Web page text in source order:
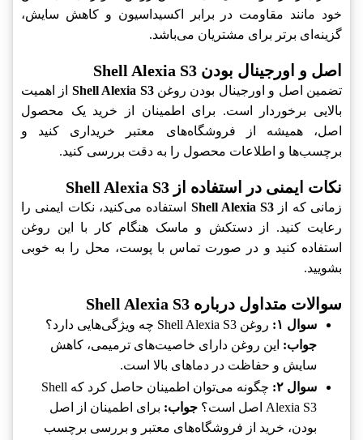
خود مانند مقاومت در برابر اکسیداسیون و کاهش سایش،
گزینه‌ای برتر برای مشتریان می‌باشد.
اصل و اورجینال بودن Shell Alexia S3
تضمین اصل و اورجینال بودن روغنShell Alexia S3 از اهمیت
بالایی برخوردار است. برای اطمینان از خرید یک محصول
اصل، همیشه از فروشگاه‌های معتبر خریداری کنید و
برچسب‌ها و اطلاعات محصول را به دقت بررسی کنید.
نکات ایمنی در استفاده از Shell Alexia S3
زمانی که از Shell Alexia S3 استفاده می‌کنید، نکات ایمنی را
رعایت کنید. از دستکش و ماسک هنگام کار با این روغن
استفاده کنید و در صورت تماس با پوست، محل را به خوبی
بشویید.
سوالات متداول درباره Shell Alexia S3
سوال ۱:
روغن Shell Alexia S3 چه ویژگی‌هایی دارد؟
جواب: این روغن دارای خاصیت‌های ترمیمی، کاهش
سایش و حفاظت در دماهای بالا است.
سوال ۲:
چگونه می‌توان اطمینان حاصل کرد که Shell
Alexia S3 اصل است؟
جواب: برای اطمینان از اصل
بودن، خرید از فروشگاه‌های معتبر و بررسی برچسب